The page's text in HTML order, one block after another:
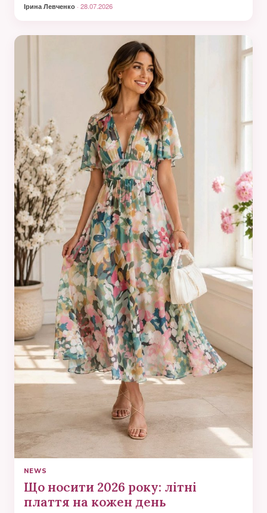
Ірина Левченко · 28.07.2026
NEWS
Що носити 2026 року: літні
плаття на кожен день